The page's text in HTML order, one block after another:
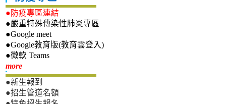
●防疫專區連結
●嚴重特殊傳染性肺炎專區
●Google meet
●Google教育版(教育雲登入)
●微軟 Teams
more新生專區
●新生報到
●招生管道名額